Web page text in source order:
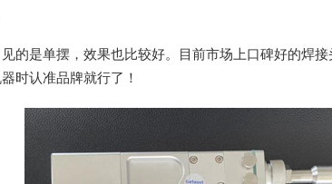
的是单摆，效果也比较好。目前市场上口碑好的焊
时认准品牌就行了！